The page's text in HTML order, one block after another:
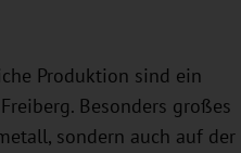
Produktion sind ein
Besonders großes
sondern auch auf der